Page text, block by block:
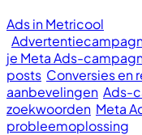
Ads in Metricool
je Meta Ads-
posts Conversies en
aanbevelingen Ads-
zoekwoorden Meta
probleemoplossing